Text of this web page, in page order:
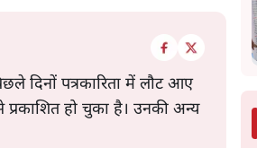
दिनों पत्रकारिता में लौट आए
प्रकाशित हो चुका है। उनकी अन्य